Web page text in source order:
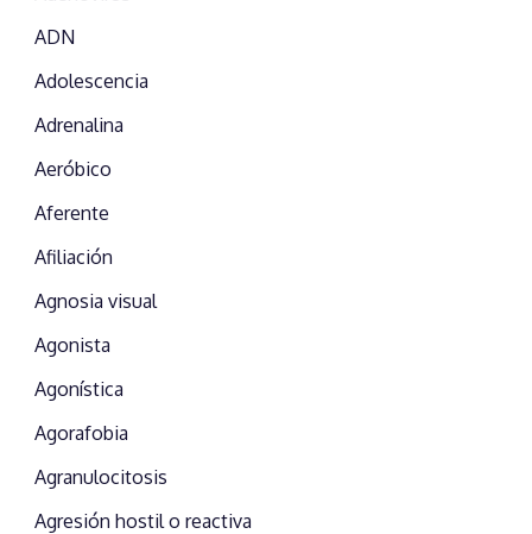
ADN
Adolescencia
Adrenalina
Aeróbico
Aferente
Afiliación
Agnosia visual
Agonista
Agonística
Agorafobia
Agranulocitosis
Agresión hostil o reactiva